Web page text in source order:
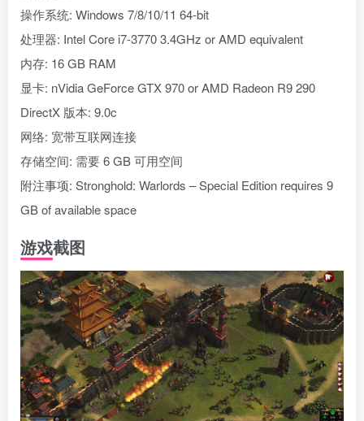
操作系统: Windows 7/8/10/11 64-bit
处理器: Intel Core i7-3770 3.4GHz or AMD equivalent
内存: 16 GB RAM
显卡: nVidia GeForce GTX 970 or AMD Radeon R9 290
DirectX 版本: 9.0c
网络: 宽带互联网连接
存储空间: 需要 6 GB 可用空间
附注事项: Stronghold: Warlords – Special Edition requires 9
GB of available space
游戏截图